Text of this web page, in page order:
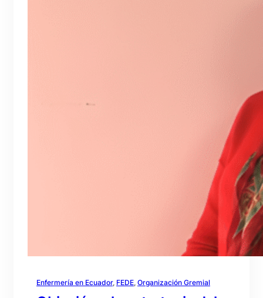
Enfermería en Ecuador, FEDE, Organización Gremial